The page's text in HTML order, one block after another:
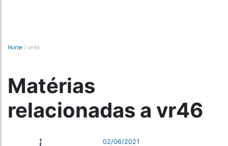
Home / vr46
Matérias
relacionadas a vr46
02/06/2021